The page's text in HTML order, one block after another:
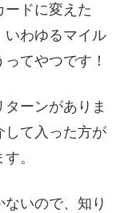
ードに変えた
いわゆるマイル
てやつです！
ーンがありま
して入った方が
。
いので、知り